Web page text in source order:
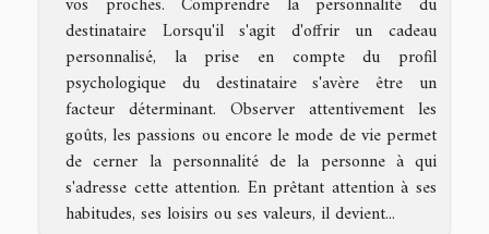
destinataire Lorsqu'il s'agit d'offrir un cadeau
personnalisé, la prise en compte du profil
psychologique du destinataire s'avère être un
facteur déterminant. Observer attentivement les
goûts, les passions ou encore le mode de vie permet
de cerner la personnalité de la personne à qui
s'adresse cette attention. En prêtant attention à ses
habitudes, ses loisirs ou ses valeurs, il devient...